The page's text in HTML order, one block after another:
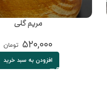
مریم گلی
۵۲۰,۰۰۰ تومان
افزودن به سبد خرید